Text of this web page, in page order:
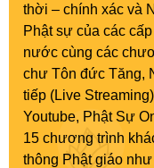
thời – chính xác và
Phật sự của các
nước cùng các
chư Tôn đức Tăng,
tiếp (Live
Youtube, Phật Sự
15 chương trình
thông Phật giáo